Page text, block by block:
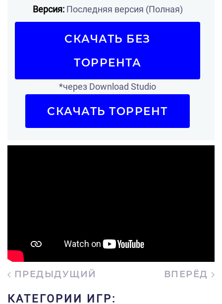
Версия:Последняя версия (Полная)
СКАЧАТЬ БЕЗ
ТОРРЕНТА
*через Download Studio
СКАЧАТЬ ТОРРЕНТ
ПРЕДЫДУЩИЙ ВПЕРЁД
КАТЕГОРИИ ИГР: